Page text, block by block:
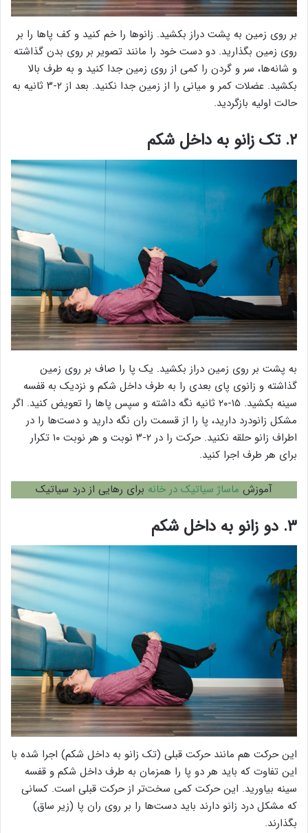
بر روی زمین به پشت دراز بکشید. زانوها را خم کنید و کف پاها را بر
روی زمین بگذارید. دو دست خود را مانند تصویر بر روی بدن گذاشته
و شانه‌ها، سر و گردن را کمی از روی زمین جدا کنید و به طرف بالا
بکشید. عضلات کمر و میانی را از زمین جدا نکنید. بعد از ۲-۳ ثانیه به
حالت اولیه بازگردید.
۲. تک زانو به داخل شکم
به پشت بر روی زمین دراز بکشید. یک پا را صاف بر روی زمین
گذاشته و زانوی پای بعدی را به طرف داخل شکم و نزدیک به قفسه
سینه بکشید. ۱۵-۲۰ ثانیه نگه داشته و سپس پاها را تعویض کنید. اگر
مشکل زانودرد دارید، پا را از قسمت ران نگه دارید و دست‌ها را در
اطراف زانو حلقه نکنید. حرکت را در ۲-۳ نوبت و هر نوبت ۱۰ تکرار
برای هر طرف اجرا کنید.
آموزش ماساژ سیاتیک در خانه برای رهایی از درد سیاتیک
۳. دو زانو به داخل شکم
این حرکت هم مانند حرکت قبلی (تک زانو به داخل شکم) اجرا شده با
این تفاوت که باید هر دو پا را همزمان به طرف داخل شکم و قفسه
سینه بیاورید. این حرکت کمی سخت‌تر از حرکت قبلی است. کسانی
که مشکل درد زانو دارند باید دست‌ها را بر روی ران پا (زیر ساق)
بگذارند.